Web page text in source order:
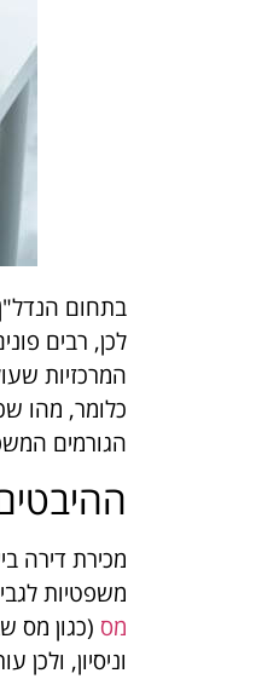
בתחום
לכן, רבים
המרכזיות
כלומר, מהו
הגורמים
מכירת דירה
משפטיות
מס (כגון מס
וניסיון,